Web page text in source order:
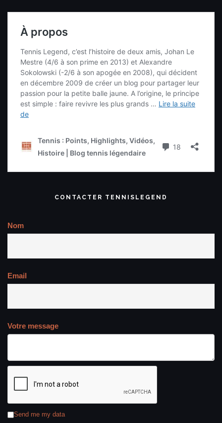
CONTACTER TENNISLEGEND
Nom
Email
Votre message
Send me my data